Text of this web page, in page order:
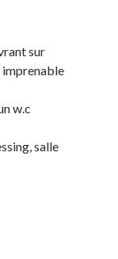
sur
imprenable
w.c
salle